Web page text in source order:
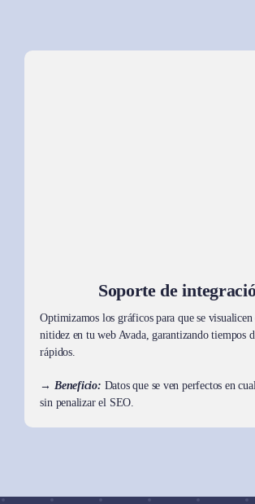
Soporte de
Optimizamos los gráficos para que se visualicen
nitidez en tu web Avada, garantizando tiempos
rápidos.
→ Beneficio: Datos que se ven perfectos en
sin penalizar el SEO.